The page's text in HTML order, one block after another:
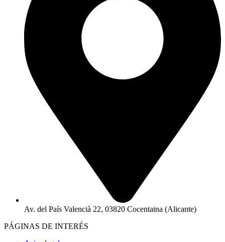
Av. del País Valencià 22, 03820 Cocentaina (Alicante)
PÁGINAS DE INTERÉS